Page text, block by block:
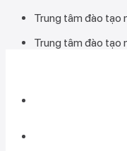
Trung tâm đào tạo
Trung tâm đào tạo